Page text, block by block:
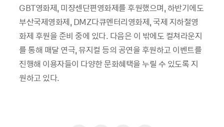
GBT영화제, 미쟝센단편영화제를 후원했으며, 하반기에도
부산국제영화제, DMZ다큐멘터리영화제, 국제 지하철영
화제 후원을 준비 중에 있다. 다음은 이 밖에도 컬쳐라운지
를 통해 매달 연극, 뮤지컬 등의 공연을 후원하고 이벤트를
진행해 이용자들이 다양한 문화혜택을 누릴 수 있도록 지
원하고 있다.